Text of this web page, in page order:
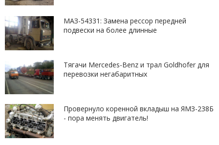
МАЗ-54331: Замена рессор передней
подвески на более длинные
Тягачи Mercedes-Benz и трал Goldhofer для
перевозки негабаритных
Провернуло коренной вкладыш на ЯМЗ-238Б
- пора менять двигатель!